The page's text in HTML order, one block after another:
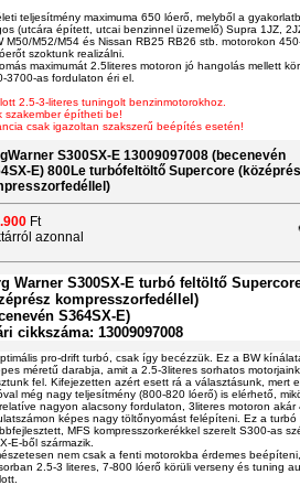
teljesítmény maximuma 650 lóerő, melyből a
(utcára épített, utcai benzinnel üzemelő) Supra 1JZ,
M50/M52/M54 és Nissan RB25 RB26 stb. motorokon
szoktunk realizálni.
maximumát 2.5literes motoron jó hangolás mellett
3700-as fordulaton éri el.
2.5-3-literes tuningolt benzinmotorokhoz.
szakember építheti be!
csak igazoltan szakszerű beépítés esetén!
S300SX-E 13009097008 (becenevén
E) 800Le turbófeltöltő Supercore
Ft
azonnal
Warner S300SX-E turbó feltöltő
kompresszorfedéllel)
S364SX-E)
cikkszáma: 13009097008
pro-drift turbó, csak így becézzük. Ez a BW
méretű darabja, amit a 2.5-3literes sorhatos
fel. Kifejezetten azért esett rá a választásunk, mert
még nagy teljesítmény (800-820 lóerő) is elérhető,
nagyon alacsony fordulaton, 3literes motoron akár
képes nagy töltőnyomást felépíteni. Ez a turbó
MFS kompresszorkerékkel szerelt S300-as
E-ből származik.
nem csak a fenti motorokba érdemes
2.5-3 literes, 7-800 lóerő körüli verseny és tuning